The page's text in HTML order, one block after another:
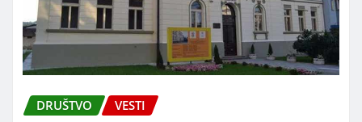
DRUŠTVO VESTI